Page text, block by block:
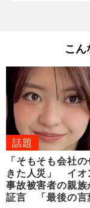
こん
話題
「そもそも会社
きた人災」 イオ
事故被害者の親族
証言 「最後の言